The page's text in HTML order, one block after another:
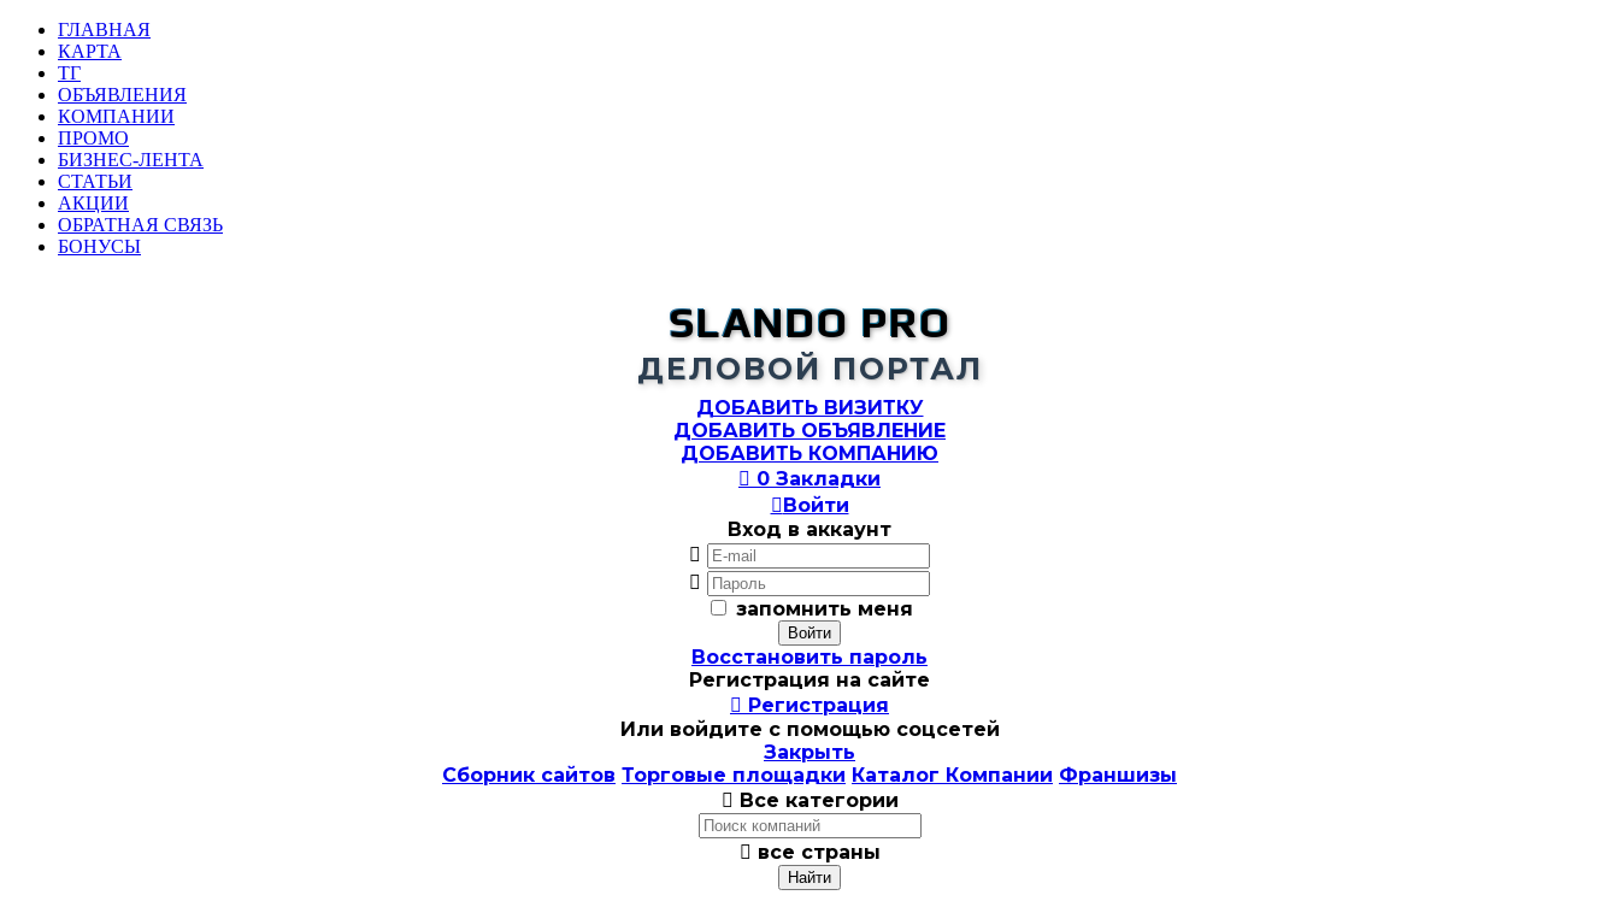
ГЛАВНАЯ
КАРТА
ТГ
ОБЪЯВЛЕНИЯ
КОМПАНИИ
ПРОМО
БИЗНЕС-ЛЕНТА
СТАТЬИ
АКЦИИ
ОБРАТНАЯ СВЯЗЬ
БОНУСЫ
SLANDO PRO
ДЕЛОВОЙ ПОРТАЛ
ДОБАВИТЬ ВИЗИТКУ
ДОБАВИТЬ ОБЪЯВЛЕНИЕ
ДОБАВИТЬ КОМПАНИЮ
 0 Закладки
Войти
Вход в аккаунт


запомнить меня
Восстановить пароль
Регистрация на сайте
 Регистрация
Или войдите с помощью соцсетей
Закрыть
Сборник сайтов Торговые площадки Каталог Компании Франшизы
 Все категории
 все страны